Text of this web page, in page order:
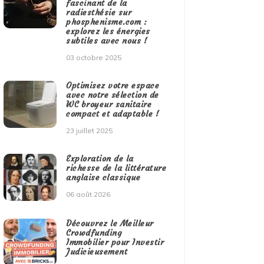
fascinant de la
radiesthésie sur
phosphenisme.com :
explorez les énergies
subtiles avec nous !
03 octobre 2025
Optimisez votre espace
avec notre sélection de
WC broyeur sanitaire
compact et adaptable !
23 juillet 2025
Exploration de la
richesse de la littérature
anglaise classique
06 août 2026
Découvrez le Meilleur
Crowdfunding
Immobilier pour Investir
Judicieusement